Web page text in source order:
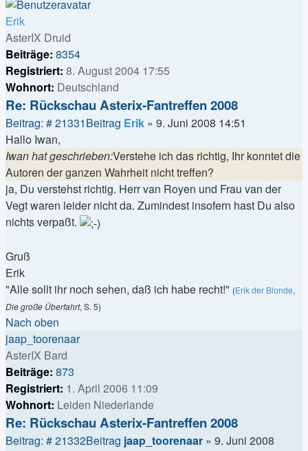
Erik
AsterIX Druid
Beiträge: 8354
Registriert: 8. August 2004 17:55
Wohnort: Deutschland
Re: Rückschau Asterix-Fantreffen 2008
Beitrag: # 21331Beitrag Erik » 9. Juni 2008 14:51
Hallo Iwan,
Iwan hat geschrieben:Verstehe ich das richtig, Ihr konntet die
Autoren der ganzen Wahrheit nicht treffen?
ja, Du verstehst richtig. Herr van Royen und Frau van der
Vegt waren leider nicht da. Zumindest insofern hast Du also
nichts verpaßt.
Gruß
Erik
"Alle sollt ihr noch sehen, daß ich habe recht!" (Erik der Blonde,
Die große Überfahrt, S. 5)
Nach oben
jaap_toorenaar
AsterIX Bard
Beiträge: 873
Registriert: 1. April 2006 11:09
Wohnort: Leiden Niederlande
Re: Rückschau Asterix-Fantreffen 2008
Beitrag: # 21332Beitrag jaap_toorenaar » 9. Juni 2008